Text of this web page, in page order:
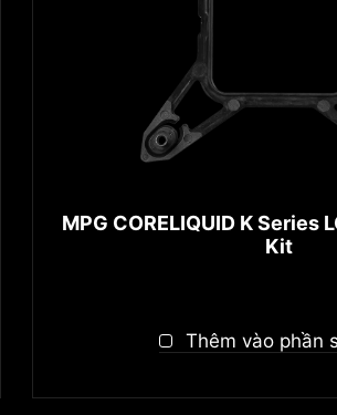
MPG CORELIQUID K Series
Kit
Thêm vào phần